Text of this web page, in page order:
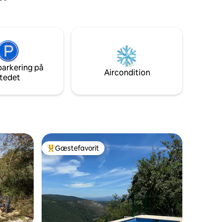
på
Aircondition
Bedste gæstefavorit
Gæstefavorit